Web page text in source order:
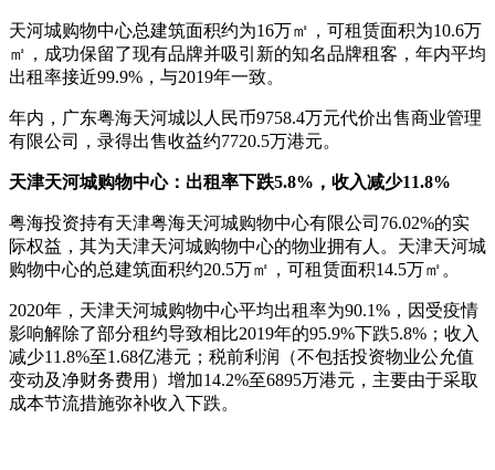
天河城购物中心总建筑面积约为16万㎡，可租赁面积为10.6万
㎡，成功保留了现有品牌并吸引新的知名品牌租客，年内平均
出租率接近99.9%，与2019年一致。
年内，广东粤海天河城以人民币9758.4万元代价出售商业管理
有限公司，录得出售收益约7720.5万港元。
天津天河城购物中心：出租率下跌5.8%，收入减少11.8%
粤海投资持有天津粤海天河城购物中心有限公司76.02%的实
际权益，其为天津天河城购物中心的物业拥有人。天津天河城
购物中心的总建筑面积约20.5万㎡，可租赁面积14.5万㎡。
2020年，天津天河城购物中心平均出租率为90.1%，因受疫情
影响解除了部分租约导致相比2019年的95.9%下跌5.8%；收入
减少11.8%至1.68亿港元；税前利润（不包括投资物业公允值
变动及净财务费用）增加14.2%至6895万港元，主要由于采取
成本节流措施弥补收入下跌。